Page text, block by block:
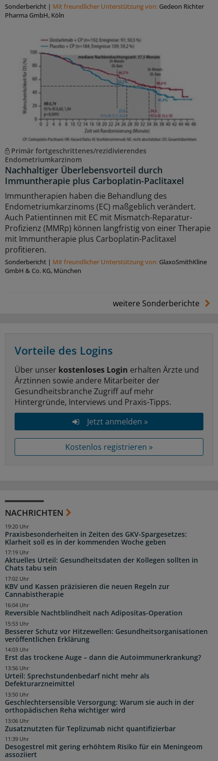
Sonderbericht | Mit freundlicher Unterstützung von: Gedeon Richter
Pharma GmbH, Köln
Primär fortgeschrittenes/rezidivierendes
Endometriumkarzinom
Nachhaltiger Überlebensvorteil durch
Immuntherapie plus Carboplatin-Paclitaxel
Immuntherapien haben die Behandlung des
Endometriumkarzinoms (EC) maßgeblich verändert.
Auch Patientinnen mit EC mit Mismatch-Reparatur-
Profizienz (MMRp) können langfristig von einer Therapie
mit Immuntherapie plus Carboplatin-Paclitaxel
profitieren.
Sonderbericht | Mit freundlicher Unterstützung von: GlaxoSmithKline
GmbH & Co. KG, München
weitere Sonderberichte
Vorteile des Logins
Über unser kostenloses Login erhalten Ärzte und
Ärztinnen sowie andere Mitarbeiter der
Gesundheitsbranche Zugriff auf mehr
Hintergründe, Interviews und Praxis-Tipps.
Jetzt anmelden »
Kostenlos registrieren »
NACHRICHTEN
Praxisbesonderheiten in Zeiten des GKV-Spargesetzes:
Klarheit soll es in der kommenden Woche geben
19:20 Uhr
Aktuelles Urteil: Gesundheitsdaten der Kollegen sollten in
Chats tabu sein
17:19 Uhr
KBV und Kassen präzisieren die neuen Regeln zur
Cannabistherapie
17:02 Uhr
Reversible Nachtblindheit nach Adipositas-Operation
16:04 Uhr
Besserer Schutz vor Hitzewellen: Gesundheitsorganisationen
veröffentlichen Erklärung
15:53 Uhr
Erst das trockene Auge – dann die Autoimmunerkrankung?
14:03 Uhr
Urteil: Sprechstundenbedarf nicht mehr als
Defekturarzneimittel
13:56 Uhr
Geschlechtersensible Versorgung: Warum sie auch in der
orthopädischen Reha wichtiger wird
13:50 Uhr
Zusatznutzten für Teplizumab nicht quantifizierbar
13:06 Uhr
Desogestrel mit gering erhöhtem Risiko für ein Meningeom
assoziiert
11:39 Uhr